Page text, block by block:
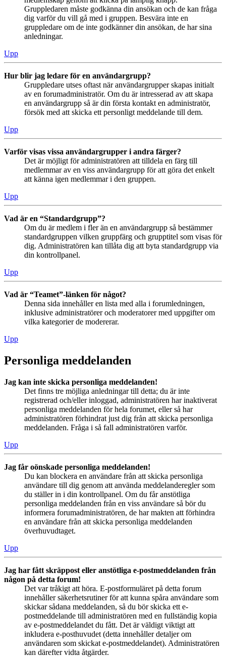
Gruppledaren måste godkänna din ansökan och de kan fråga
dig varför du vill gå med i gruppen. Besvära inte en
gruppledare om de inte godkänner din ansökan, de har sina
anledningar.
Upp
Hur blir jag ledare för en användargrupp?
Gruppledare utses oftast när användargrupper skapas initialt
av en forumadministratör. Om du är intresserad av att skapa
en användargrupp så är din första kontakt en administratör,
försök med att skicka ett personligt meddelande till dem.
Upp
Varför visas vissa användargrupper i andra färger?
Det är möjligt för administratören att tilldela en färg till
medlemmar av en viss användargrupp för att göra det enkelt
att känna igen medlemmar i den gruppen.
Upp
Vad är en “Standardgrupp”?
Om du är medlem i fler än en användargrupp så bestämmer
standardgruppen vilken gruppfärg och grupptitel som visas för
dig. Administratören kan tillåta dig att byta standardgrupp via
din kontrollpanel.
Upp
Vad är “Teamet”-länken för något?
Denna sida innehåller en lista med alla i forumledningen,
inklusive administratörer och moderatorer med uppgifter om
vilka kategorier de modererar.
Upp
Personliga meddelanden
Jag kan inte skicka personliga meddelanden!
Det finns tre möjliga anledningar till detta; du är inte
registrerad och/eller inloggad, administratören har inaktiverat
personliga meddelanden för hela forumet, eller så har
administratören förhindrat just dig från att skicka personliga
meddelanden. Fråga i så fall administratören varför.
Upp
Jag får oönskade personliga meddelanden!
Du kan blockera en användare från att skicka personliga
användare till dig genom att använda meddelanderegler som
du ställer in i din kontrollpanel. Om du får anstötliga
personliga meddelanden från en viss användare så bör du
informera forumadministratören, de har makten att förhindra
en användare från att skicka personliga meddelanden
överhuvudtaget.
Upp
Jag har fått skräppost eller anstötliga e-postmeddelanden från
någon på detta forum!
Det var tråkigt att höra. E-postformuläret på detta forum
innehåller säkerhetsrutiner för att kunna spåra användare som
skickar sådana meddelanden, så du bör skicka ett e-
postmeddelande till administratören med en fullständig kopia
av e-postmeddelandet du fått. Det är väldigt viktigt att
inkludera e-posthuvudet (detta innehåller detaljer om
användaren som skickat e-postmeddelandet). Administratören
kan därefter vidta åtgärder.